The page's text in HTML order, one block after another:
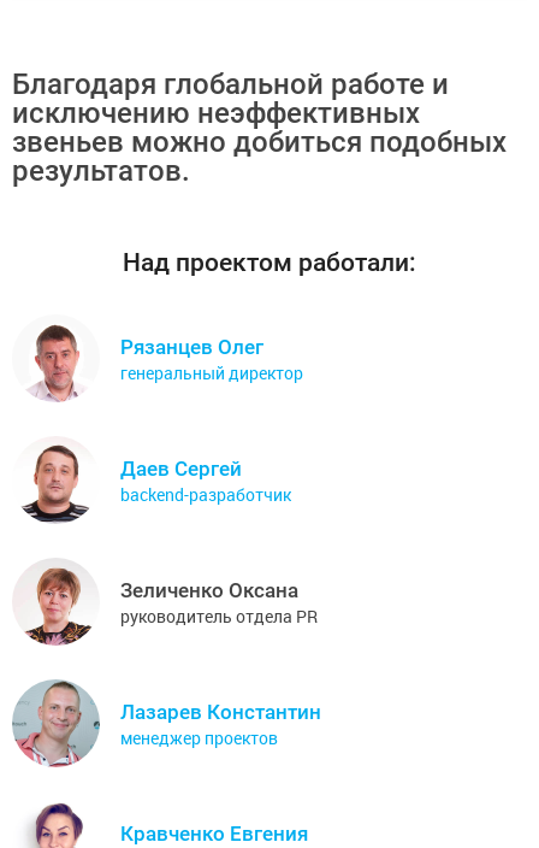
Благодаря глобальной работе и
исключению неэффективных
звеньев можно добиться подобных
результатов.
Над проектом работали:
Рязанцев Олег
генеральный директор
Даев Сергей
backend-разработчик
Зеличенко Оксана
руководитель отдела PR
Лазарев Константин
менеджер проектов
Кравченко Евгения